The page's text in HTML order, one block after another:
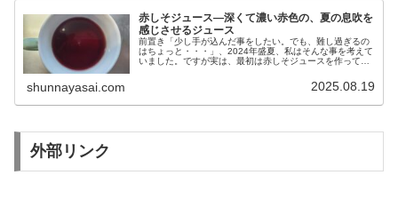
赤しそジュース―深くて濃い赤色の、夏の息吹を
感じさせるジュース
前置き「少し手が込んだ事をしたい。でも、難し過ぎるの
はちょっと・・・」、2024年盛夏、私はそんな事を考えて
いました。ですが実は、最初は赤しそジュースを作ってみ
shunnayasai.com 2025.08.19
外部リンク